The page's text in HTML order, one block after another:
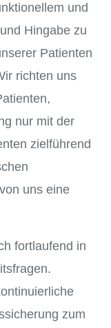
und
Hingabe zu
Patienten
richten uns
nur mit der
zielführend
uns eine
fortlaufend in
zum